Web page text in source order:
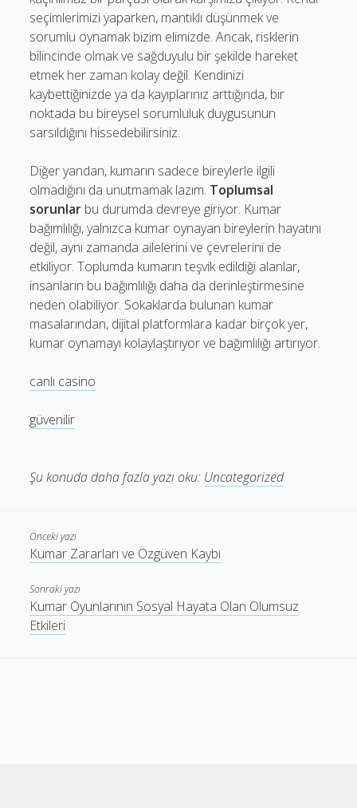
seçimlerimizi yaparken, mantıklı düşünmek ve
sorumlu oynamak bizim elimizde. Ancak, risklerin
bilincinde olmak ve sağduyulu bir şekilde hareket
etmek her zaman kolay değil. Kendinizi
kaybettiğinizde ya da kayıplarınız arttığında, bir
noktada bu bireysel sorumluluk duygusunun
sarsıldığını hissedebilirsiniz.
Diğer yandan, kumarın sadece bireylerle ilgili
olmadığını da unutmamak lazım. Toplumsal
sorunlar bu durumda devreye giriyor. Kumar
bağımlılığı, yalnızca kumar oynayan bireylerin hayatını
değil, aynı zamanda ailelerini ve çevrelerini de
etkiliyor. Toplumda kumarın teşvik edildiği alanlar,
insanların bu bağımlılığı daha da derinleştirmesine
neden olabiliyor. Sokaklarda bulunan kumar
masalarından, dijital platformlara kadar birçok yer,
kumar oynamayı kolaylaştırıyor ve bağımlılığı artırıyor.
canlı casino
güvenilir
Şu konuda daha fazla yazı oku: Uncategorized
Önceki yazı
Kumar Zararları ve Özgüven Kaybı
Sonraki yazı
Kumar Oyunlarının Sosyal Hayata Olan Olumsuz
Etkileri